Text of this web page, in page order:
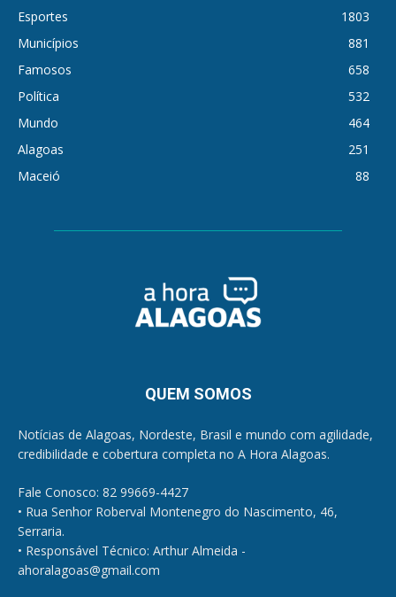
Esportes
1803
Municípios
881
Famosos
658
Política
532
Mundo
464
Alagoas
251
Maceió
88
QUEM SOMOS
Notícias de Alagoas, Nordeste, Brasil e mundo com agilidade,
credibilidade e cobertura completa no A Hora Alagoas.
Fale Conosco: 82 99669-4427
• Rua Senhor Roberval Montenegro do Nascimento, 46,
Serraria.
• Responsável Técnico: Arthur Almeida -
ahoralagoas@gmail.com